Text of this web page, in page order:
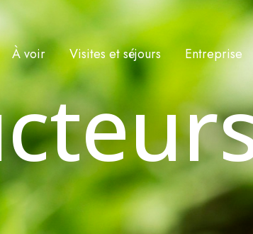
À voir Visites et séjours Entreprise